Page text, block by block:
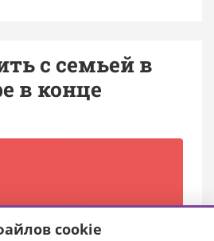
с семьей в
в конце
cookie